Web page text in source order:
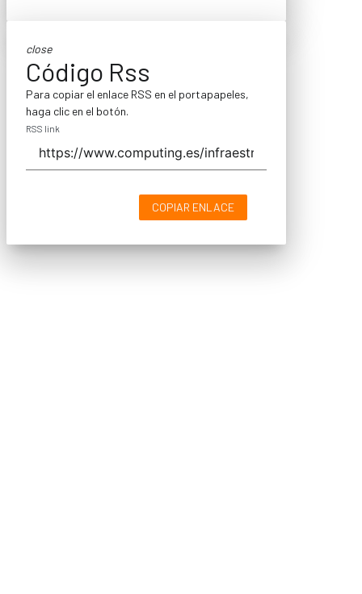
close
Código Rss
Para copiar el enlace RSS en el portapapeles,
haga clic en el botón.
RSS link
COPIAR ENLACE